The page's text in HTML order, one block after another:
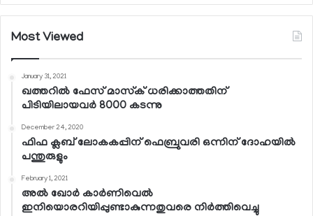
Most Viewed
January 31, 2021
ഖത്തറില്‍ ഫേസ് മാസ്‌ക് ധരിക്കാത്തതിന്
പിടിയിലായവര്‍ 8000 കടന്നു
December 24, 2020
ഫിഫ ക്ലബ് ലോകകപ്പിന് ഫെബ്രുവരി ഒന്നിന് ദോഹയില്‍
പന്തുരുളും
February 1, 2021
അല്‍ ഖോര്‍ കാര്‍ണിവെല്‍
ഇനിയൊരറിയിപ്പുണ്ടാകുന്നതുവരെ നിര്‍ത്തിവെച്ചു